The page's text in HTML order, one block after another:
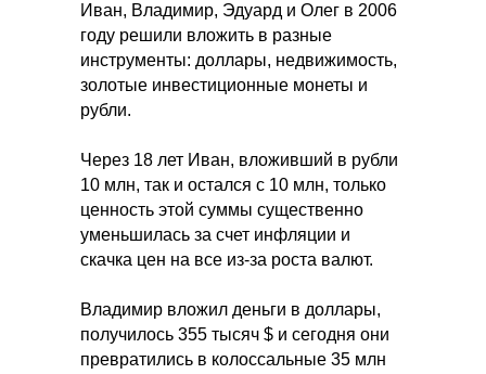
Иван, Владимир, Эдуард и Олег в 2006
году решили вложить в разные
инструменты: доллары, недвижимость,
золотые инвестиционные монеты и
рубли.
Через 18 лет Иван, вложивший в рубли
10 млн, так и остался с 10 млн, только
ценность этой суммы существенно
уменьшилась за счет инфляции и
скачка цен на все из-за роста валют.
Владимир вложил деньги в доллары,
получилось 355 тысяч $ и сегодня они
превратились в колоссальные 35 млн